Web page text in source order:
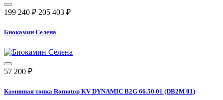
199 240 ₽ 205 403 ₽
Биокамин Селена
57 200 ₽
Каминная топка Romotop KV DYNAMIC B2G 66.50.01 (DB2M 01)